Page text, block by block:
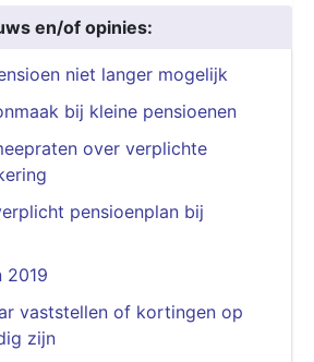
en/of opinies:
niet langer mogelijk
bij kleine pensioenen
over verplichte
pensioenplan bij
2019
vaststellen of kortingen op
zijn